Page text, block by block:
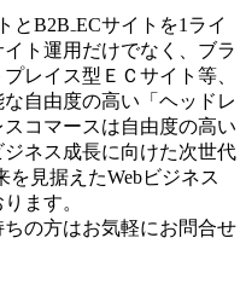
とB2B₋ECサイトを1ライ
ト運用だけでなく、ブラ
レイス型ＥＣサイト等、
自由度の高い「ヘッドレ
コマースは自由度の高い
ネス成長に向けた次世代
見据えたWebビジネス
ます。
の方はお気軽にお問合せ